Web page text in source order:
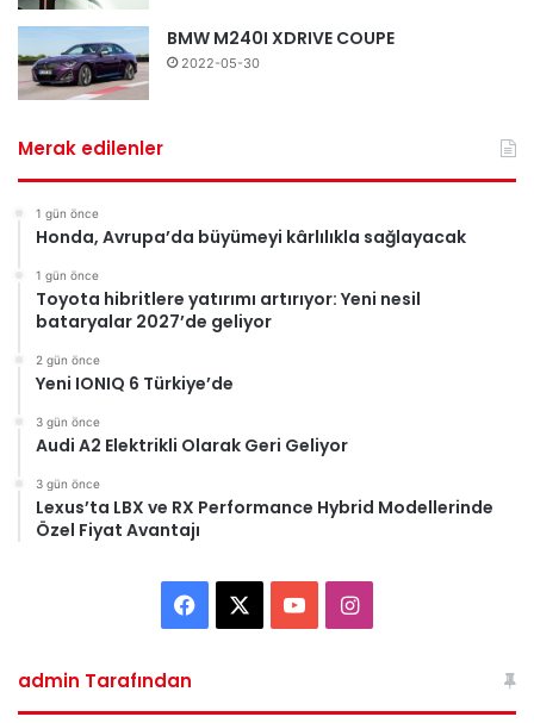
BMW M240I XDRIVE COUPE
2022-05-30
Merak edilenler
1 gün önce
Honda, Avrupa’da büyümeyi kârlılıkla sağlayacak
1 gün önce
Toyota hibritlere yatırımı artırıyor: Yeni nesil
bataryalar 2027’de geliyor
2 gün önce
Yeni IONIQ 6 Türkiye’de
3 gün önce
Audi A2 Elektrikli Olarak Geri Geliyor
3 gün önce
Lexus’ta LBX ve RX Performance Hybrid Modellerinde
Özel Fiyat Avantajı
I
admin Tarafından